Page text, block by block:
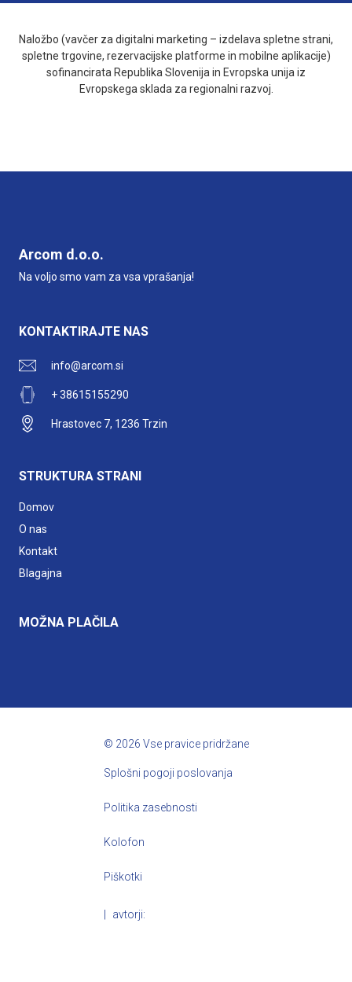
Naložbo (vavčer za digitalni marketing – izdelava spletne strani,
spletne trgovine, rezervacijske platforme in mobilne aplikacije)
sofinancirata Republika Slovenija in Evropska unija iz
Evropskega sklada za regionalni razvoj.
Arcom d.o.o.
Na voljo smo vam za vsa vprašanja!
KONTAKTIRAJTE NAS
info@arcom.si
+ 38615155290
Hrastovec 7, 1236 Trzin
STRUKTURA STRANI
Domov
O nas
Kontakt
Blagajna
MOŽNA PLAČILA
© 2026 Vse pravice pridržane
Splošni pogoji poslovanja
Politika zasebnosti
Kolofon
Piškotki
avtorji: